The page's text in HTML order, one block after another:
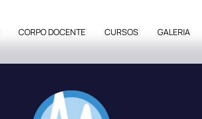
CORPO DOCENTE CURSOS GALERIA